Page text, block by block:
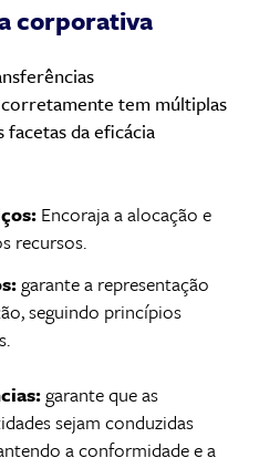
corporativa
tem múltiplas
facetas da eficácia
Encoraja a alocação e
recursos.
garante a representação
seguindo princípios
garante que as
sejam conduzidas
a conformidade e a